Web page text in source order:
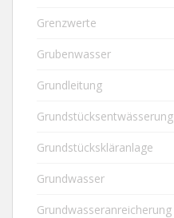
Grenzwerte
Grubenwasser
Grundleitung
Grundstücksentwässerung
Grundstückskläranlage
Grundwasser
Grundwasseranreicherung